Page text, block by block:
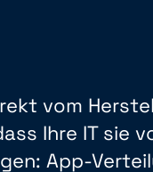
vom
Ihre IT sie
App-